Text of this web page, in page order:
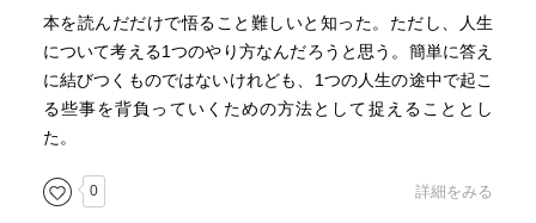
・主観の自由が否定されるところに、自然の道理に従うと
いう主体の自由が成り立つ
・分離した自己防衛のバリアが自分を孤立させ、孤独感を
・分離した状態のときに、求めたものが満たされても、い
本を読んだだけで悟ること難しいと知った。ただし、人生
について考える1つのやり方なんだろうと思う。簡単に答え
に結びつくものではないけれども、1つの人生の途中で起こ
る些事を背負っていくための方法として捉えることとし
た。
0 詳細をみる